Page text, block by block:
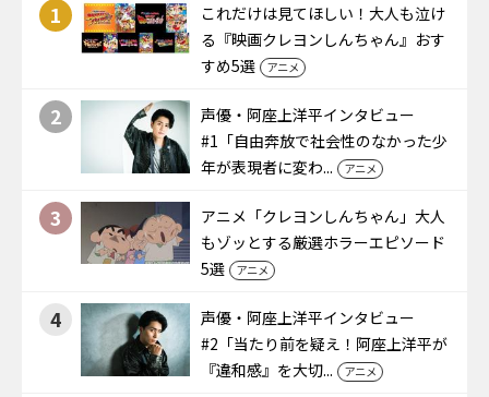
1
これだけは見てほしい！大人も泣け
る『映画クレヨンしんちゃん』おす
すめ5選
アニメ
2
声優・阿座上洋平インタビュー
#1「自由奔放で社会性のなかった少
年が表現者に変わ...
アニメ
3
アニメ「クレヨンしんちゃん」大人
もゾッとする厳選ホラーエピソード
5選
アニメ
4
声優・阿座上洋平インタビュー
#2「当たり前を疑え！阿座上洋平が
『違和感』を大切...
アニメ